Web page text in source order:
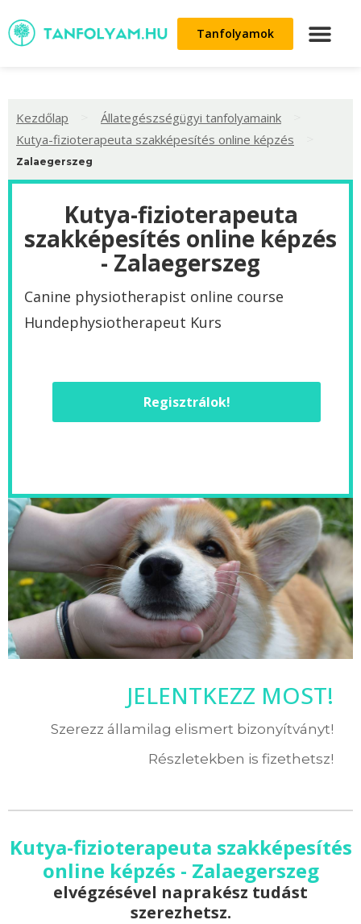
Tanfolyamok
Kezdőlap Állategészségügyi tanfolyamaink
Kutya-fizioterapeuta szakképesítés online képzés
Zalaegerszeg
Kutya-fizioterapeuta
szakképesítés online képzés
- Zalaegerszeg
Canine physiotherapist online course
Hundephysiotherapeut Kurs
Regisztrálok!
JELENTKEZZ MOST!
Szerezz államilag elismert bizonyítványt!
Részletekben is fizethetsz!
Kutya-fizioterapeuta szakképesítés
online képzés - Zalaegerszeg
elvégzésével naprakész tudást
szerezhetsz.